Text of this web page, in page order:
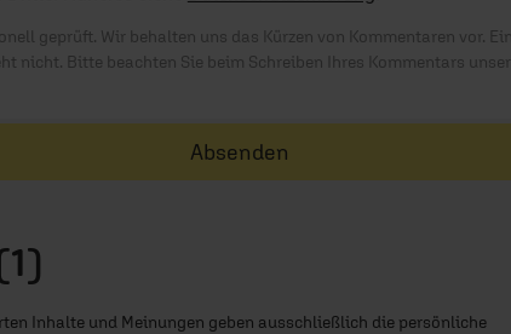
geprüft. Wir behalten uns das Kürzen von Kommentaren vor. Ein
nicht. Bitte beachten Sie beim Schreiben Ihres Kommentars
Absenden
Inhalte und Meinungen geben ausschließlich die persönliche